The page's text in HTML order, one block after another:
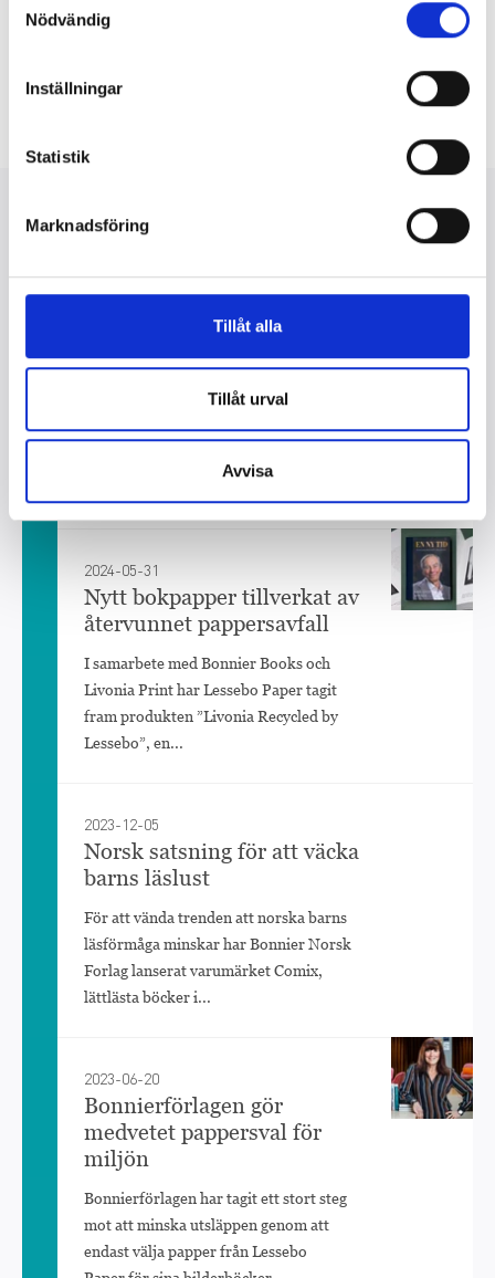
Nödvändig
Inställningar
Statistik
Marknadsföring
Tillåt alla
Tillåt urval
Avvisa
Bilden ovan är ett av bidragen till boken. Foto: Aleksander Wiken,
böcker
De fick 2025 års stipendier
stipendiefond
Stipendiefonden Albert Bonniers 100-
årsminne delar varje år ut åtta stipendier
à 100 000 kr år i följande kategorier:
2024-05-31
Nytt bokpapper tillverkat av
återvunnet pappersavfall
I samarbete med Bonnier Books och
Livonia Print har Lessebo Paper tagit
fram produkten ”Livonia Recycled by
Lessebo”, en...
2023-12-05
Norsk satsning för att väcka
barns läslust
För att vända trenden att norska barns
läsförmåga minskar har Bonnier Norsk
Forlag lanserat varumärket Comix,
lättlästa böcker i...
2023-06-20
Bonnierförlagen gör
medvetet pappersval för
miljön
Bonnierförlagen har tagit ett stort steg
mot att minska utsläppen genom att
endast välja papper från Lessebo